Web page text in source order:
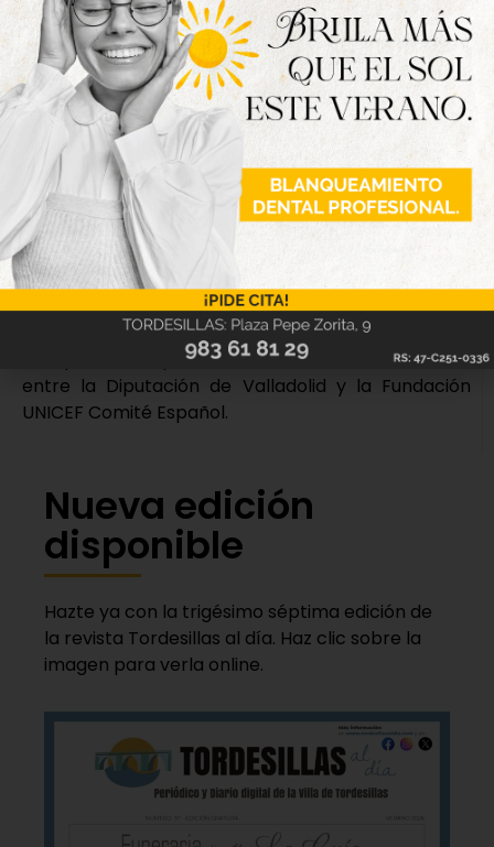
gestión del Plav V 2026 que contará con un
montante de ocho millones de euros.
Entre estas tres convocatorias se van a movilizar
más de 41 millones de euros para los municipios de
la provincia. Asimismo, se ha aprobado
definitivamente la Estrategia Territorio Inteligente
Provincia de Valladolid que guiará la
transformación digital provincial en los próximos
años.
Finalmente, desde la Diputación se ha realizado la
solicitud para la candidatura al reconocimiento de
Ciudad Amiga de la Infancia y se ha comprometido
a impulsar las políticas de infancia a nivel local
entre la Diputación de Valladolid y la Fundación
UNICEF Comité Español.
Nueva edición
disponible
Hazte ya con la trigésimo séptima edición de
la revista Tordesillas al día. Haz clic sobre la
imagen para verla online.